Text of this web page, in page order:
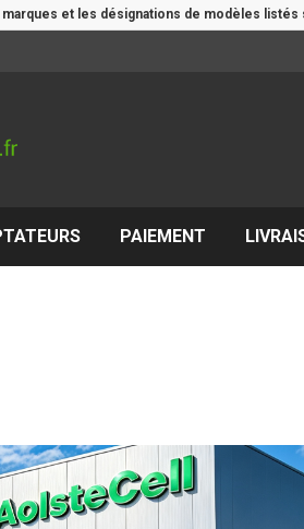
et les désignations de modèles
PAIEMENT